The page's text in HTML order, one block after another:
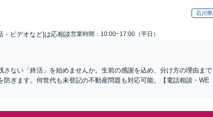
石川県
・ビデオなど)は応相談営業時間：10:00~17:00（平日）
さない「終活」を始めませんか。生前の感謝を込め、分け方の理由まで
防ぎます。何世代も未登記の不動産問題も対応可能。【電話相談・WE